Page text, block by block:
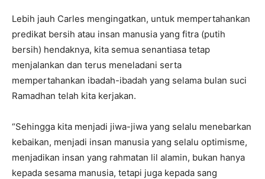
Lebih jauh Carles mengingatkan, untuk mempertahankan
predikat bersih atau insan manusia yang fitra (putih
bersih) hendaknya, kita semua senantiasa tetap
menjalankan dan terus meneladani serta
mempertahankan ibadah-ibadah yang selama bulan suci
Ramadhan telah kita kerjakan.
“Sehingga kita menjadi jiwa-jiwa yang selalu menebarkan
kebaikan, menjadi insan manusia yang selalu optimisme,
menjadikan insan yang rahmatan lil alamin, bukan hanya
kepada sesama manusia, tetapi juga kepada sang